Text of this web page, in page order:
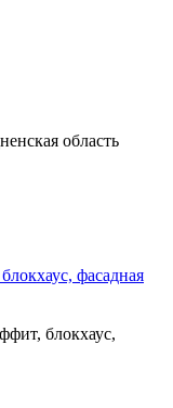
область
фасадная
блокхаус,